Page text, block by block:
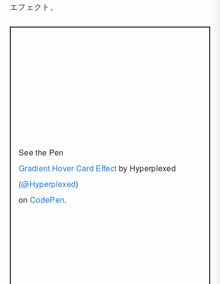
エフェクト。
See the Pen
Gradient Hover Card Effect by Hyperplexed
(@Hyperplexed)
on CodePen.